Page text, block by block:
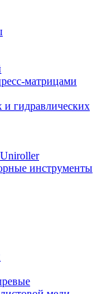
матрицами
гидравлических
Uniroller
инструменты